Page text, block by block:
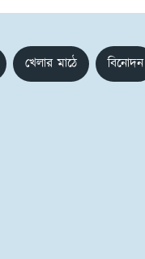
খেলার মাঠে বিনোদন